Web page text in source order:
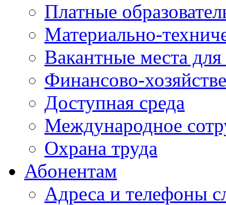
Платные
Материально-
Вакантные места
Финансово-
Доступная среда
Международное
Охрана труда
Абонентам
Адреса и телефоны